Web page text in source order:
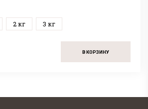
2 кг 3 кг
В КОРЗИНУ